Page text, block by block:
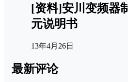
[资料]安川变频器
元说明书
13年4月26日
最新评论